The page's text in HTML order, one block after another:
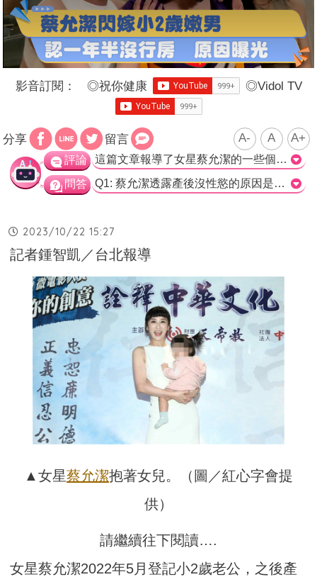
影音訂閱： ◎祝你健康 ◎Vidol TV
分享 留言 A- A A+
評論 這篇文章報導了女星蔡允潔的一些個人事項，包括她的婚姻和性生活問題，以及她換車的經歷。蔡允潔透露產後的性慾問題，導致她和丈夫都感到困擾。她嘗試了一些輔助方法，但效果不彰，導致她對未來生育的想法感到迷茫。此外，她也換了一輛新車，並強調這並不代表她換了老公。 這篇文章揭示了蔡允潔作為公眾人物的私人問題，包括她的性慾問題和個人投保的困難。這些問題在許多夫妻中可能都存在，但被蔡允潔公之於眾，引起了廣泛的關注。 然而，作為新聞報導，我們也應該思考這樣的報導是否足夠重要和值得公眾關注。這些私人問題涉及到個人的隱私權和尊嚴，我們是否應該在公共領域討論這些議題，是否對公眾有任何實際意義？ 同時，這篇文章也提到了蔡允潔參加微電影頒獎典禮的事情，以及朱延平導演的角色。這部分的報導更偏向於介紹藝人參與活動的事實，並與新聞報導中的其他內容相比，似乎較為輕鬆和平常。 總體而言，這篇文章報導了蔡允潔的一些私人問題和活動參與，但在新聞的價值和適宜性方面，仍有一些值得討論的地方。>
問答 Q1: 蔡允潔透露產後沒性慾的原因是什麼？ A) 懷孕時怕打擾到女兒 B) 產後完全沒性慾 C) 醫生的建議不夠有幫助 D) 無法提高自己的性趣 正確答案: B) 產後完全沒性慾 Q2: 蔡允潔想再生一胎卻不知如何是好的原因是什麼？ A) 醫生無法提供幫助 B) 懷孕時的不適影響了性慾 C) 老公也很苦惱 D) 還沒解決產後性慾問題 正確答案: D) 還沒解決產後性慾問題 Q3: 蔡允潔換車的原因是什麼？ A) 被撞到造成無法承保 B) 喜歡換車 C) 舊車已經太舊 D) 需要提高交通安全 正確答案: A) 被撞到造成無法承保
2023/10/22 15:27
記者鍾智凱／台北報導
▲女星蔡允潔抱著女兒。（圖／紅心字會提
供）
請繼續往下閱讀….
女星蔡允潔2022年5月登記小2歲老公，之後產